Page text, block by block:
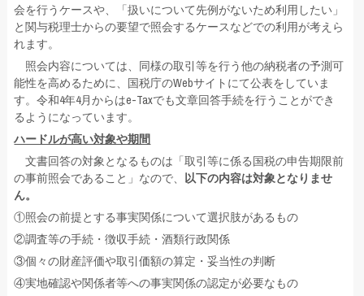
会を行うケースや、「扱いについて先例がないため利用したい」
と関与税理士からの要望で照会するケースなどでの利用が考えら
れます。
照会内容については、同様の取引等を行う他の納税者の予測可
能性を高めるために、国税庁のWebサイトにて公表をしていま
す。令和4年4月からはe-Taxでも文章回答手続を行うことができ
るようになっています。
ハードルが高い対象や期間
文書回答の対象となるものは「取引等に係る国税の申告期限前
の事前照会であること」なので、 以下の内容は対象となりませ
ん。
①照会の前提とする事実関係について選択肢があるもの
②調査等の手続・徴収手続・酒類行政関係
③個々の財産評価や取引価額の算定・妥当性の判断
④実地確認や関係者等への事実関係の認定が必要なもの